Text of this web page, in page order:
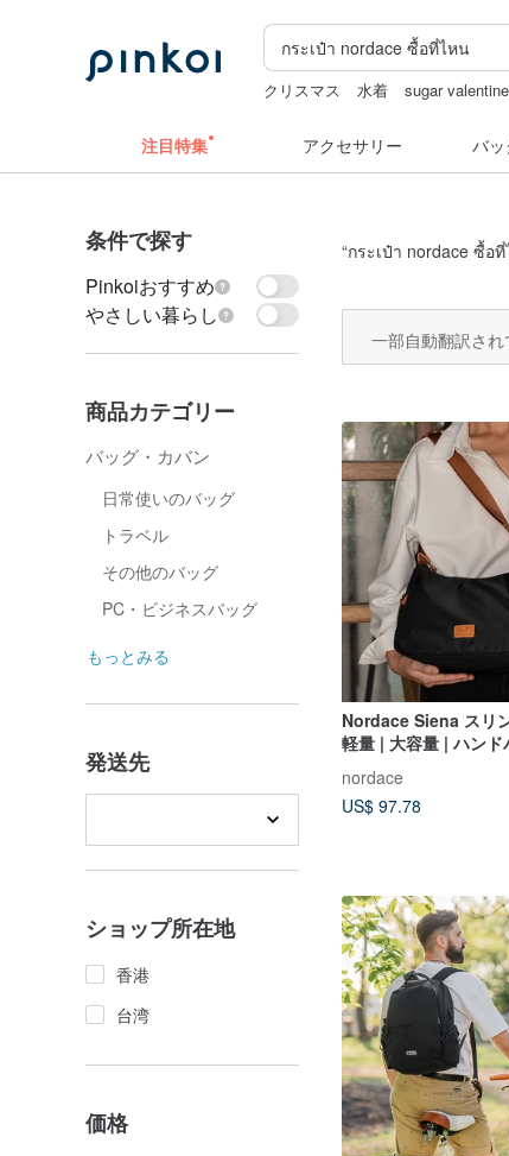
クリスマス 水着 sugar valentine
注目特集 アクセサリー バ
条件で探す
Pinkoiおすすめ
やさしい暮らし
商品カテゴリー
バッグ・カバン
日常使いのバッグ
トラベル
その他のバッグ
PC・ビジネスバッグ
もっとみる
発送先
ショップ所在地
香港
台湾
価格
“กระเป๋า nordace ซื้อ
一部自動翻訳され
Nordace Siena スリ
軽量 | 大容量 | ハン
nordace
US$ 97.78